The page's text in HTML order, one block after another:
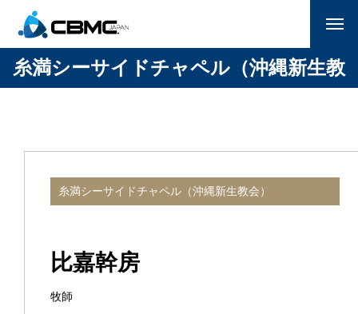
CBMC紹介
国家朝餐祈祷会
サポーター一覧(企業/教会)
お問い合わせ
糸満シーサイドチャペル（沖縄新生教
糸満シーサイドチャペル（沖縄新生教会）
比嘉幹房
牧師